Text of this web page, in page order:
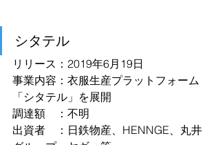
シタテル
リリース：2019年6月19日
事業内容：衣服生産プラットフォーム
「シタテル」を展開
調達額　：不明
出資者　：日鉄物産、HENNGE、丸井